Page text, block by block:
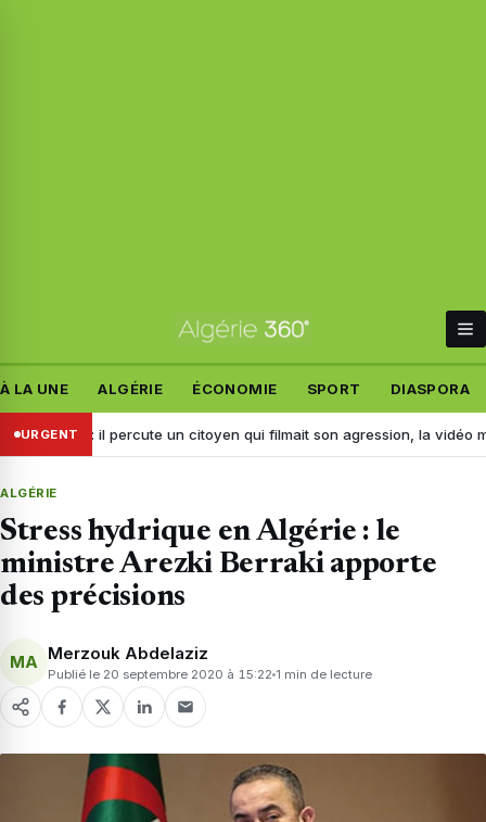
À LA UNE ALGÉRIE ÉCONOMIE SPORT DIASPORA
URGENT
: il percute un citoyen qui filmait son agression, la vidéo mène à
ALGÉRIE
Stress hydrique en Algérie : le
ministre Arezki Berraki apporte
des précisions
MA Merzouk Abdelaziz
Publié le 20 septembre 2020 à 15:22 1 min de lecture